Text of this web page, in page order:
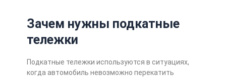
Зачем нужны подкатные
тележки
Подкатные тележки используются в ситуациях,
когда автомобиль невозможно перекатить